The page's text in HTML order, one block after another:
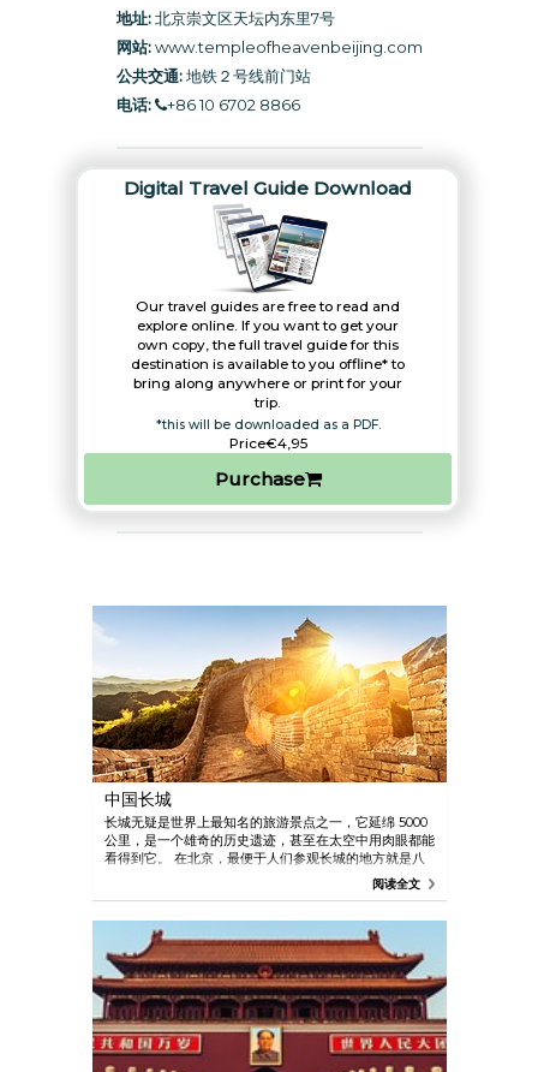
地址:北京崇文区天坛内东里7号
网站: www.templeofheavenbeijing.com
公共交通:地铁２号线前门站
电话:
+86 10 6702 8866
Digital Travel Guide Download
Our travel guides are free to read and
explore online. If you want to get your
own copy, the full travel guide for this
destination is available to you offline* to
bring along anywhere or print for your
trip.​
*this will be downloaded as a PDF.
Price€4,95
Purchase
中国长城
长城无疑是世界上最知名的旅游景点之一，它延绵 5000
公里，是一个雄奇的历史遗迹，甚至在太空中用肉眼都能
看得到它。 在北京，最便于人们参观长城的地方就是八
达岭的延庆县，距首都 70 公里。 还有一些其他开放的长
城景点，如慕田峪长城、黄花城长城、司马台长城和金山
阅读全文